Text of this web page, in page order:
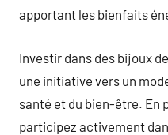
apportant les bienfaits
Investir dans des bijoux
une initiative vers un
santé et du bien-être. En
participez activement